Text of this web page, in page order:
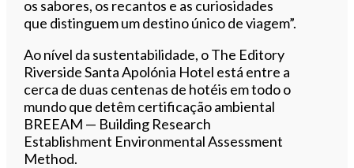
os sabores, os recantos e as curiosidades
que distinguem um destino único de viagem”.
Ao nível da sustentabilidade, o The Editory
Riverside Santa Apolónia Hotel está entre a
cerca de duas centenas de hotéis em todo o
mundo que detêm certificação ambiental
BREEAM — Building Research
Establishment Environmental Assessment
Method.